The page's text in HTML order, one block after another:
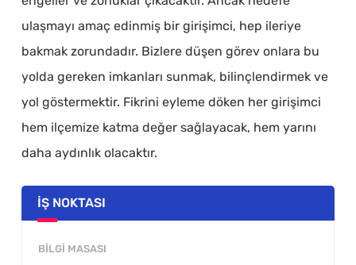
ulaşmayı amaç edinmiş bir girişimci, hep ileriye
bakmak zorundadır. Bizlere düşen görev onlara bu
yolda gereken imkanları sunmak, bilinçlendirmek ve
yol göstermektir. Fikrini eyleme döken her girişimci
hem ilçemize katma değer sağlayacak, hem yarını
daha aydınlık olacaktır.
İŞ NOKTASI
BILGI MASASI